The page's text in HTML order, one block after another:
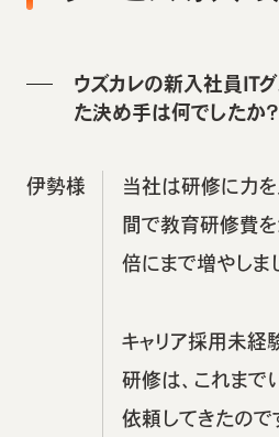
ウズカレの新入社員IT
た決め手は何でしたか？
伊勢様
当社は研修に力
間で教育研修費
倍にまで増やしま
キャリア採用未経
研修は、これまで
依頼してきたので